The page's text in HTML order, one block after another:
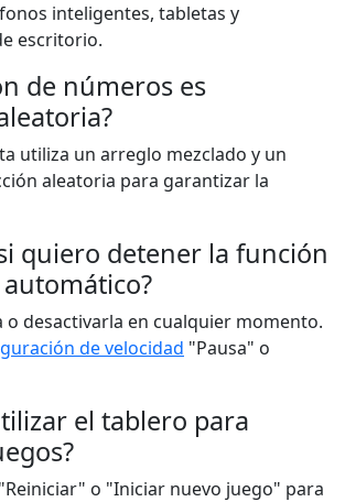
inteligentes, tabletas y
escritorio.
de números es
utiliza un arreglo mezclado y un
aleatoria para garantizar la
quiero detener la función
o desactivarla en cualquier momento.
de velocidad "Pausa" o
el tablero para
o "Iniciar nuevo juego" para